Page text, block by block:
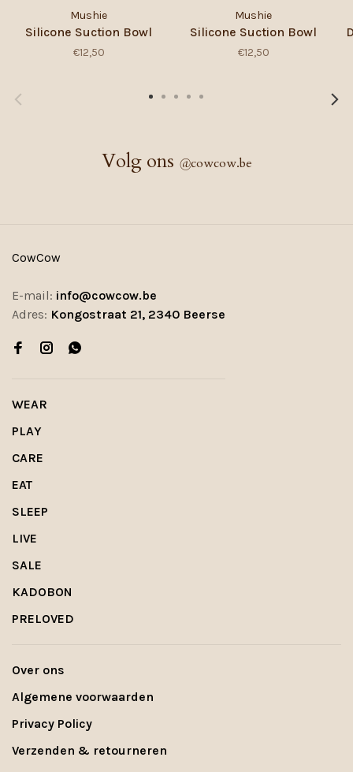
Mushie
Silicone Suction Bowl
€12,50
Mushie
Silicone Suction Bowl
€12,50
Volg ons @cowcow.be
CowCow
E-mail: info@cowcow.be
Adres: Kongostraat 21, 2340 Beerse
WEAR
PLAY
CARE
EAT
SLEEP
LIVE
SALE
KADOBON
PRELOVED
Over ons
Algemene voorwaarden
Privacy Policy
Verzenden & retourneren